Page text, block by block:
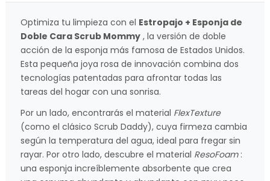
Optimiza tu limpieza con el Estropajo + Esponja de
Doble Cara Scrub Mommy , la versión de doble
acción de la esponja más famosa de Estados Unidos.
Esta pequeña joya rosa de innovación combina dos
tecnologías patentadas para afrontar todas las
tareas del hogar con una sonrisa.
Por un lado, encontrarás el material FlexTexture
(como el clásico Scrub Daddy), cuya firmeza cambia
según la temperatura del agua, ideal para fregar sin
rayar. Por otro lado, descubre el material ResoFoam:
una esponja increíblemente absorbente que crea